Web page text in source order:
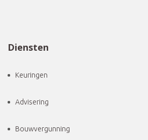
Diensten
Keuringen
Advisering
Bouwvergunning